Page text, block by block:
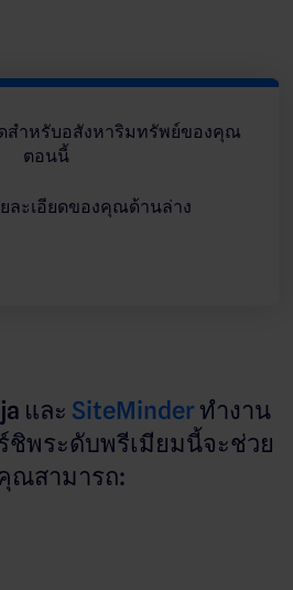
สำหรับอสังหาริมทรัพย์ของคุณ
ตอนนี้
ละเอียดของคุณด้านล่าง
และ SiteMinder ทำงาน
ชิพระดับพรีเมียมนี้จะช่วย
ณสามารถ: